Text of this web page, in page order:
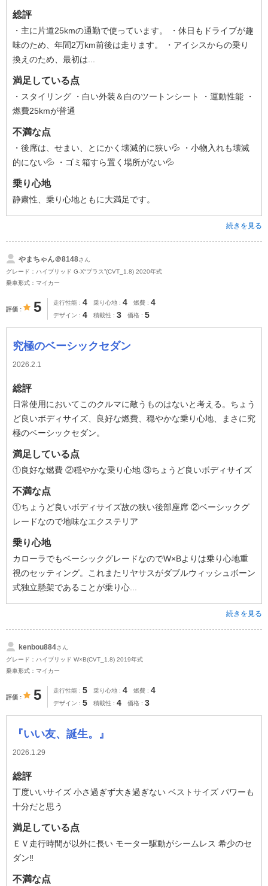
総評
・主に片道25kmの通勤で使っています。 ・休日もドライブが趣
味のため、年間2万km前後は走ります。 ・アイシスからの乗り
換えのため、最初は...
満足している点
・スタイリング ・白い外装＆白のツートンシート ・運動性能 ・
燃費25kmが普通
不満な点
・後席は、せまい、とにかく壊滅的に狭い💦 ・小物入れも壊滅
的にない💦 ・ゴミ箱すら置く場所がない💦
乗り心地
静粛性、乗り心地ともに大満足です。
続きを見る
やまちゃん＠8148さん
グレード：ハイブリッド G-X“プラス”(CVT_1.8) 2020年式
乗車形式：マイカー
評価 5 走行性能 4 乗り心地 4 燃費 4
デザイン 4 積載性 3 価格 5
究極のベーシックセダン
2026.2.1
総評
日常使用においてこのクルマに敵うものはないと考える。ちょう
ど良いボディサイズ、良好な燃費、穏やかな乗り心地、まさに究
極のベーシックセダン。
満足している点
①良好な燃費 ②穏やかな乗り心地 ③ちょうど良いボディサイズ
不満な点
①ちょうど良いボディサイズ故の狭い後部座席 ②ベーシックグ
レードなので地味なエクステリア
乗り心地
カローラでもベーシックグレードなのでW×Bよりは乗り心地重
視のセッティング。これまたリヤサスがダブルウィッシュボーン
式独立懸架であることが乗り心...
続きを見る
kenbou884さん
グレード：ハイブリッド W×B(CVT_1.8) 2019年式
乗車形式：マイカー
評価 5 走行性能 5 乗り心地 4 燃費 4
デザイン 5 積載性 4 価格 3
『いい友、誕生。』
2026.1.29
総評
丁度いいサイズ 小さ過ぎず大き過ぎない ベストサイズ パワーも
十分だと思う
満足している点
ＥＶ走行時間が以外に長い モーター駆動がシームレス 希少のセ
ダン‼️
不満な点